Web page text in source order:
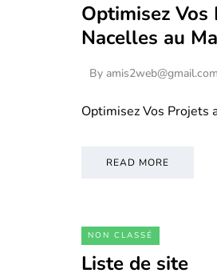
Optimisez Vos
Nacelles au
By amis2web@gmail.com
Optimisez Vos Projets
READ MORE
NON CLASSÉ
Liste de site